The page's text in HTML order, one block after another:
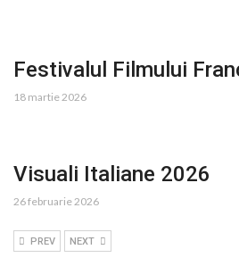
Festivalul Filmului
18 martie 2026
Visuali Italiane 2026
26 februarie 2026
PREV NEXT